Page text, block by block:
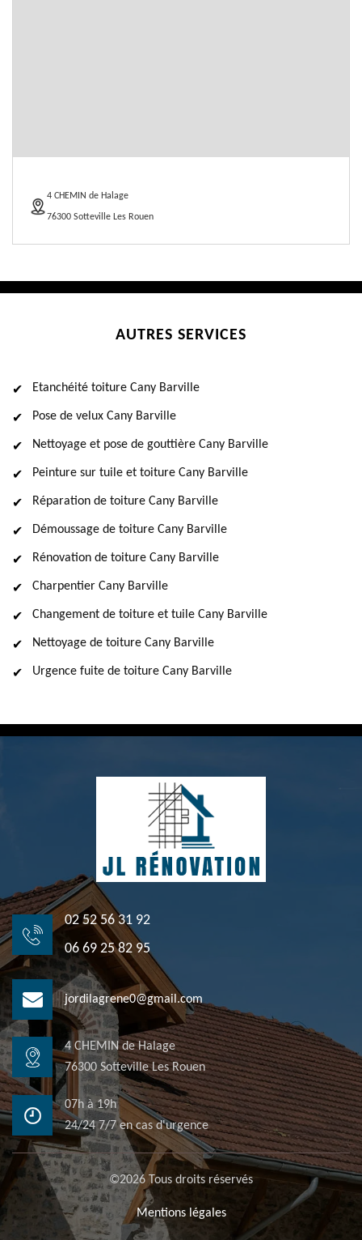
4 CHEMIN de Halage
76300 Sotteville Les Rouen
AUTRES SERVICES
Etanchéité toiture Cany Barville
Pose de velux Cany Barville
Nettoyage et pose de gouttière Cany Barville
Peinture sur tuile et toiture Cany Barville
Réparation de toiture Cany Barville
Démoussage de toiture Cany Barville
Rénovation de toiture Cany Barville
Charpentier Cany Barville
Changement de toiture et tuile Cany Barville
Nettoyage de toiture Cany Barville
Urgence fuite de toiture Cany Barville
02 52 56 31 92
06 69 25 82 95
jordilagrene0@gmail.com
4 CHEMIN de Halage
76300 Sotteville Les Rouen
07h à 19h
24/24 7/7 en cas d'urgence
©2026 Tous droits réservés
Mentions légales